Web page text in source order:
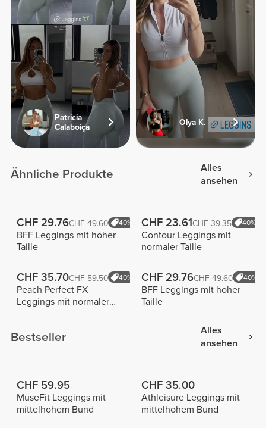
Patrícia
Calaboiça
Olya K.
Ähnliche Produkte
Alles
ansehen
CHF 29.76CHF 49.60 40%
BFF Leggings mit hoher
Taille
CHF 23.61CHF 39.35 40%
Contour Leggings mit
normaler Taille
CHF 35.70CHF 59.50 40%
Peach Perfect FX
Leggings mit normaler
CHF 29.76CHF 49.60 40%
BFF Leggings mit hoher
Taille
Bestseller
Alles
ansehen
CHF 59.95
MuseFit Leggings mit
mittelhohem Bund
CHF 35.00
Athleisure Leggings mit
mittelhohem Bund